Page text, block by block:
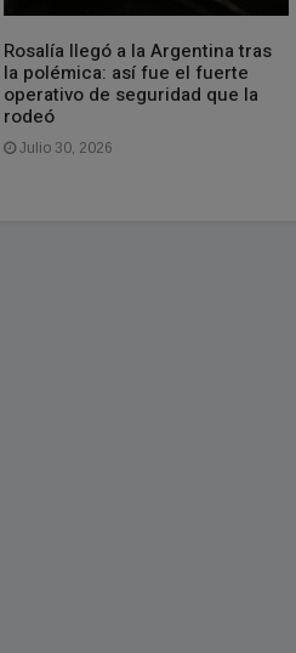
Rosalía llegó a la Argentina tras
la polémica: así fue el fuerte
operativo de seguridad que la
rodeó
Julio 30, 2026